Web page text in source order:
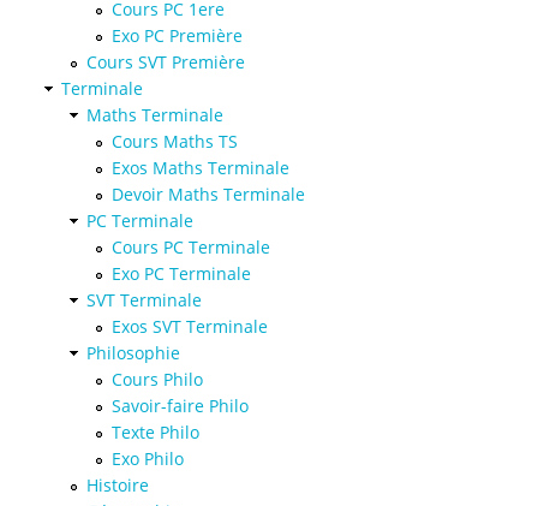
Cours PC 1ere
Exo PC Première
Cours SVT Première
Terminale
Maths Terminale
Cours Maths TS
Exos Maths Terminale
Devoir Maths Terminale
PC Terminale
Cours PC Terminale
Exo PC Terminale
SVT Terminale
Exos SVT Terminale
Philosophie
Cours Philo
Savoir-faire Philo
Texte Philo
Exo Philo
Histoire